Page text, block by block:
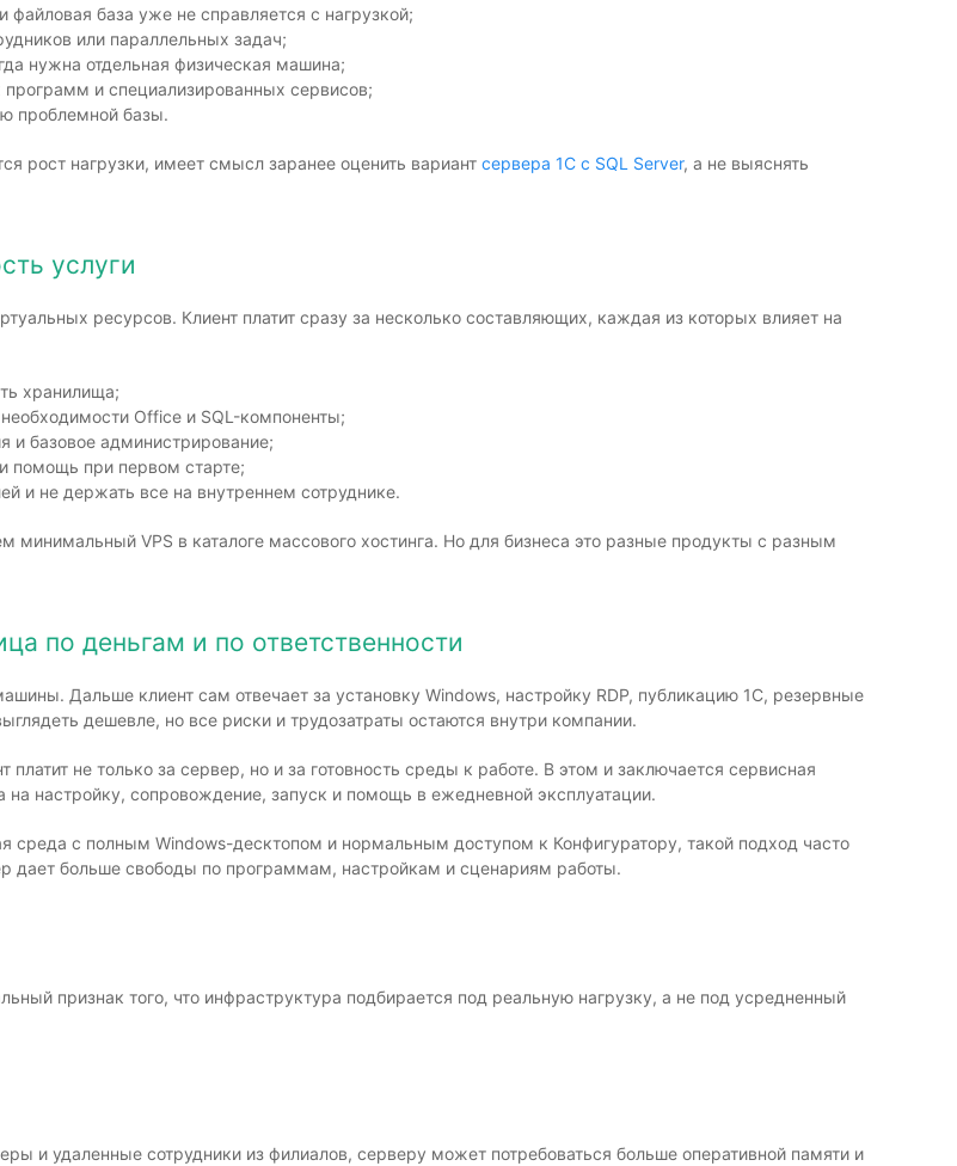
база уже не справляется с нагрузкой;
или параллельных задач;
нужна отдельная физическая машина;
и специализированных сервисов;
проблемной базы.
рост нагрузки, имеет смысл заранее оценить вариант сервера 1С с SQL Server, а не выяснять
услуги
ресурсов. Клиент платит сразу за несколько составляющих, каждая из которых влияет на
хранилища;
Office и SQL-компоненты;
и базовое администрирование;
помощь при первом старте;
и не держать все на внутреннем сотруднике.
VPS в каталоге массового хостинга. Но для бизнеса это разные продукты с разным
по деньгам и по ответственности
Дальше клиент сам отвечает за установку Windows, настройку RDP, публикацию 1С, резервные
дешевле, но все риски и трудозатраты остаются внутри компании.
не только за сервер, но и за готовность среды к работе. В этом и заключается сервисная
настройку, сопровождение, запуск и помощь в ежедневной эксплуатации.
среда с полным Windows-десктопом и нормальным доступом к Конфигуратору, такой подход часто
дает больше свободы по программам, настройкам и сценариям работы.
признак того, что инфраструктура подбирается под реальную нагрузку, а не под усредненный
и удаленные сотрудники из филиалов, серверу может потребоваться больше оперативной памяти и